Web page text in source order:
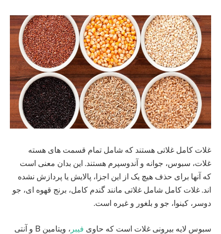
غلات کامل غلاتی هستند که شامل تمام قسمت های هسته
غلات، سبوس، جوانه و آندوسپرم هستند. این بدان معنی است
که آنها برای حذف هیچ یک از این اجزا، پالایش یا پردازش نشده
اند. غلات کامل شامل غلاتی مانند گندم کامل، برنج قهوه ای، جو
دوسر، کینوا، جو و بلغور و غیره است.
سبوس لایه بیرونی غلات است که حاوی فیبر
، ویتامین B و آنتی